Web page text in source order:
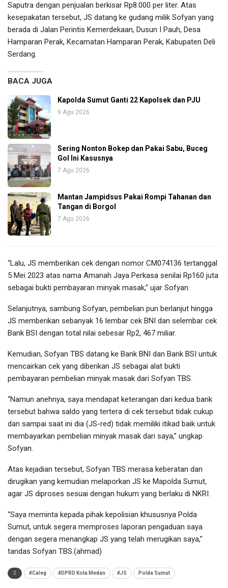
Saputra dengan penjualan berkisar Rp8.000 per liter. Atas
kesepakatan tersebut, JS datang ke gudang milik Sofyan yang
berada di Jalan Perintis Kemerdekaan, Dusun I Pauh, Desa
Hamparan Perak, Kecamatan Hamparan Perak, Kabupaten Deli
Serdang.
BACA JUGA
Kapolda Sumut Ganti 22 Kapolsek dan PJU
9 Agu 2026
Sering Nonton Bokep dan Pakai Sabu, Buceg
Gol Ini Kasusnya
7 Agu 2026
Mantan Jampidsus Pakai Rompi Tahanan dan
Tangan di Borgol
7 Agu 2026
“Lalu, JS memberikan cek dengan nomor CM074136 tertanggal
5 Mei 2023 atas nama Amanah Jaya Perkasa senilai Rp160 juta
sebagai bukti pembayaran minyak masak,” ujar Sofyan.
Selanjutnya, sambung Sofyan, pembelian pun berlanjut hingga
JS memberikan sebanyak 16 lembar cek BNI dan selembar cek
Bank BSI dengan total nilai sebesar Rp2, 467 miliar.
Kemudian, Sofyan TBS datang ke Bank BNI dan Bank BSI untuk
mencairkan cek yang diberikan JS sebagai alat bukti
pembayaran pembelian minyak masak dari Sofyan TBS.
“Namun anehnya, saya mendapat keterangan dari kedua bank
tersebut bahwa saldo yang tertera di cek tersebut tidak cukup
dan sampai saat ini dia (JS-red) tidak memiliki itikad baik untuk
membayarkan pembelian minyak masak dari saya,” ungkap
Sofyan.
Atas kejadian tersebut, Sofyan TBS merasa keberatan dan
dirugikan yang kemudian melaporkan JS ke Mapolda Sumut,
agar JS diproses sesuai dengan hukum yang berlaku di NKRI.
“Saya meminta kepada pihak kepolisian khususnya Polda
Sumut, untuk segera memproses laporan pengaduan saya
dengan segera menangkap JS yang telah merugikan saya,”
tandas Sofyan TBS.(ahmad)
#Caleg #DPRD Kota Medan #JS Polda Sumut